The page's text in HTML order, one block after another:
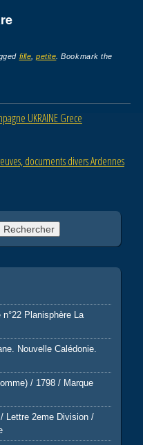
fille ,petite . Bookmark the
UKRAINE Grece
documents divers Ardennes
Planisphère La
Nouvelle Calédonie.
/ 1798 / Marque
Lettre 2eme Division /